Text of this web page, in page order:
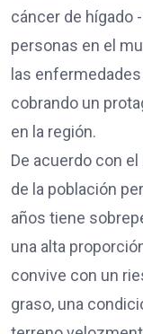
cáncer de hígado
personas en el
las
cobrando un
en la región.
De acuerdo con
de la población
años tiene
una alta
convive con un
graso, una